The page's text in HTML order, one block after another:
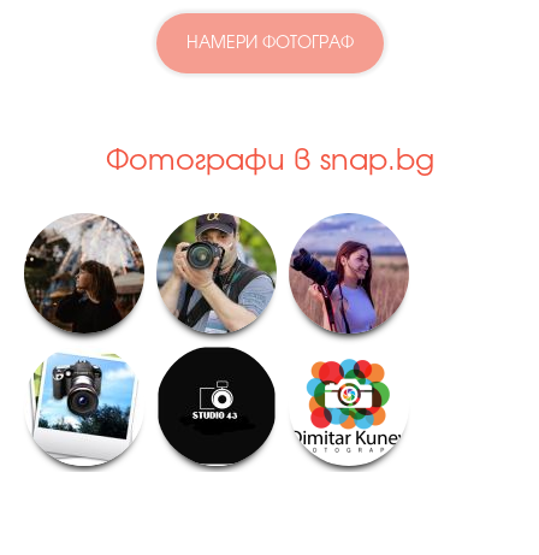
НАМЕРИ ФОТОГРАФ
Фотографи в snap.bg